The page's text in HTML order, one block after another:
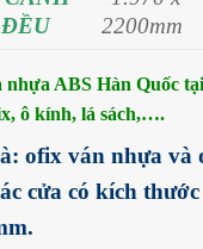
ĐỀU
2200mm
nhựa ABS Hàn Quốc
ô kính, lá sách,….
ofix ván nhựa và
cửa có kích thước